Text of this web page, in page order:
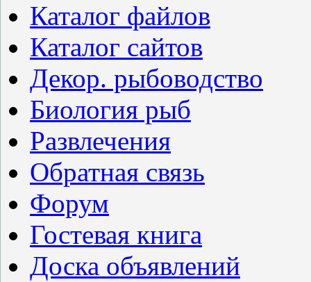
Каталог файлов
Каталог сайтов
Декор. рыбоводство
Биология рыб
Развлечения
Обратная связь
Форум
Гостевая книга
Доска объявлений